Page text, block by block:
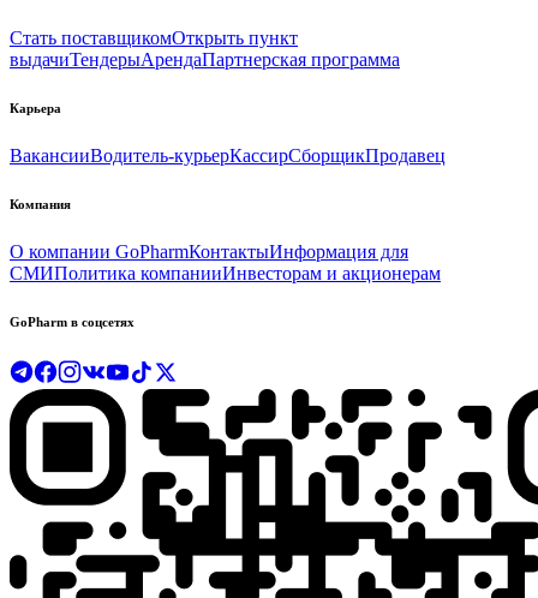
Стать поставщикомОткрыть пункт
выдачиТендерыАрендаПартнерская программа
Карьера
ВакансииВодитель-курьерКассирСборщикПродавец
Компания
О компании GoPharmКонтактыИнформация для
СМИПолитика компанииИнвесторам и акционерам
GoPharm в соцсетях